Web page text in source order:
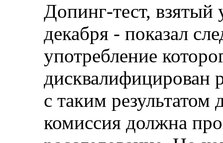
Допинг-тест,
декабря - показал
употребление
дисквалифицирован
с таким результатом
комиссия должна